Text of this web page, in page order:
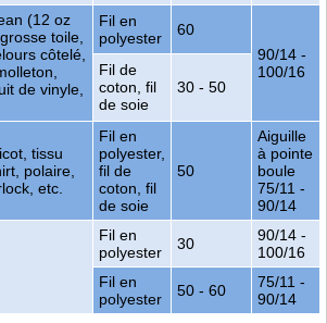
(12 oz
toile,
côtelé,
de vinyle,
Fil en
polyester
60
90/14 -
100/16
Fil de
coton, fil
de soie
30 - 50
tissu
polaire,
etc.
Fil en
polyester,
fil de
coton, fil
de soie
50
Aiguille
à pointe
boule
75/11 -
90/14
Fil en
polyester
30
90/14 -
100/16
Fil en
polyester
50 - 60
75/11 -
90/14